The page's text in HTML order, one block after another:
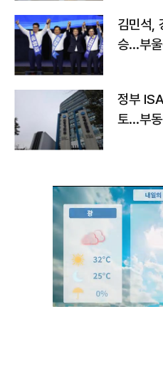
김민석,
승…부울
정부
토…부동